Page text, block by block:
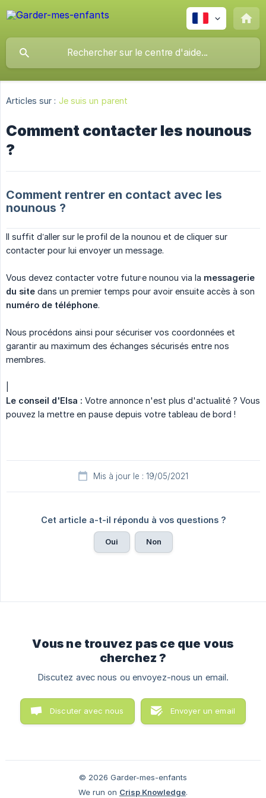
Articles sur : Je suis un parent
Comment contacter les nounous
?
Comment rentrer en contact avec les
nounous ?
Il suffit d’aller sur le profil de la nounou et de cliquer sur
contacter pour lui envoyer un message.
Vous devez contacter votre futur·e nounou via la messagerie
du site dans un premier temps pour avoir ensuite accès à son
numéro de téléphone.
Nous procédons ainsi pour sécuriser vos coordonnées et
garantir au maximum des échanges sécurisés entre nos
membres.
Le conseil d'Elsa : Votre annonce n'est plus d'actualité ? Vous
pouvez la mettre en pause depuis votre tableau de bord !
Mis à jour le : 19/05/2021
Cet article a-t-il répondu à vos questions ?
Oui Non
Vous ne trouvez pas ce que vous
cherchez ?
Discutez avec nous ou envoyez-nous un email.
Discuter avec nous Envoyer un email
© 2026 Garder-mes-enfants
We run on Crisp Knowledge.